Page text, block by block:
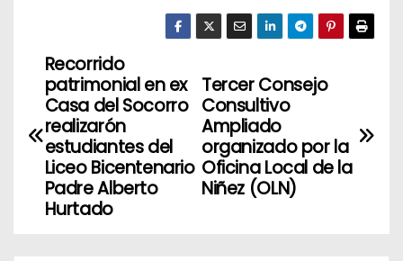
N
v
Tercer Consejo
Consultivo
Ampliado
organizado por la
Oficina Local de la
Niñez (OLN)
Recorrido
patrimonial en ex
Casa del Socorro
realizarón
estudiantes del
Liceo Bicentenario
Padre Alberto
Hurtado